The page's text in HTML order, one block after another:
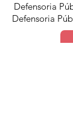
Defensoria
Defensoria